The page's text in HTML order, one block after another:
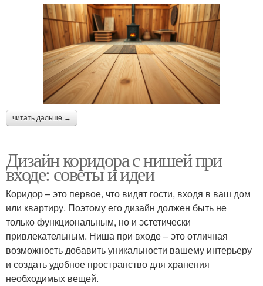
читать дальше →
Дизайн коридора с нишей при
входе: советы и идеи
Коридор – это первое, что видят гости, входя в ваш дом
или квартиру. Поэтому его дизайн должен быть не
только функциональным, но и эстетически
привлекательным. Ниша при входе – это отличная
возможность добавить уникальности вашему интерьеру
и создать удобное пространство для хранения
необходимых вещей.